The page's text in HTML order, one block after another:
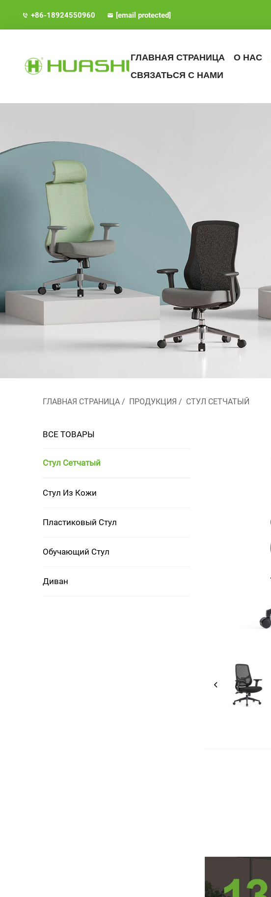
+86-18924550960 [email protected]
ГЛАВНАЯ СТРАНИЦА О НАС
СВЯЗАТЬСЯ С НАМИ
ГЛАВНАЯ СТРАНИЦА / ПРОДУКЦИЯ / СТУЛ СЕТЧАТЫЙ
ВСЕ ТОВАРЫ
Стул Сетчатый
Стул Из Кожи
Пластиковый Стул
Обучающий Стул
Диван